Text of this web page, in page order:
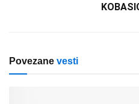
Povezane vesti